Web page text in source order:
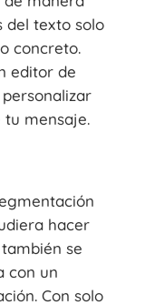
del texto solo
concreto.
editor de
tu mensaje.
hacer
se
con un
Con solo